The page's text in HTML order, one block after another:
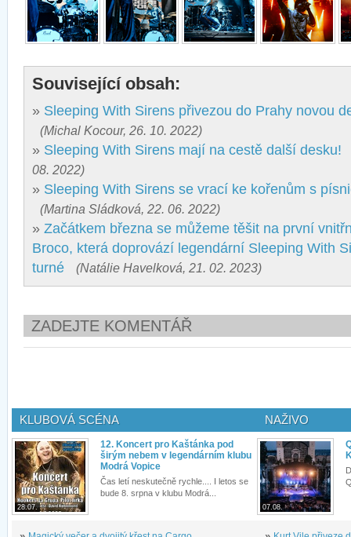
Související obsah:
» Sleeping With Sirens přivezou do Prahy novou
(Michal Kocour, 26. 10. 2022)
» Sleeping With Sirens mají na cestě další desku!
08. 2022)
» Sleeping With Sirens se vrací ke kořenům s
(Martina Sládková, 22. 06. 2022)
» Začátkem března se můžeme těšit na první
Broco, která doprovází legendární Sleeping With
turné
(Natálie Havelková, 21. 02. 2023)
ZADEJTE KOMENTÁŘ
KLUBOVÁ SCÉNA
28.07.
12. Koncert pro Kaštánka pod
širým nebem v legendárním klubu
Modrá Vopice
Čas letí neskutečně rychle.... I letos se
bude 8. srpna v klubu Modrá...
NAŽIVO
07.08.